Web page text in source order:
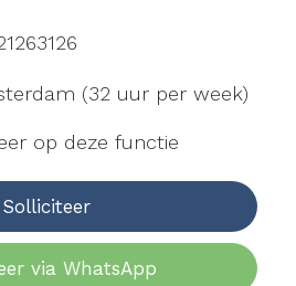
(32 uur per week)
op deze functie
Solliciteer
via WhatsApp